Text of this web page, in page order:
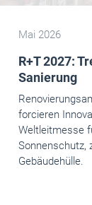
Mai 2026
R+T 2027:
Sanierung
forcieren
Weltleitmesse
Sonnenschutz,
Gebäudehülle.